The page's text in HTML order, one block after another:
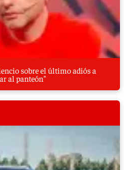
sobre el último adiós a
al panteón"